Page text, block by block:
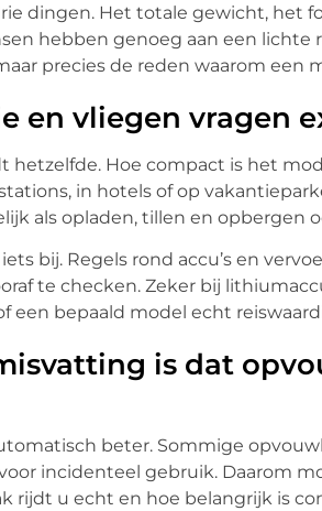
dingen. Het totale gewicht, het
hebben genoeg aan een
precies de reden waarom
en vliegen vragen
hetzelfde. Hoe compact is het
in hotels of op
als opladen, tillen en opbergen
bij. Regels rond accu’s en
te checken. Zeker bij
een bepaald model echt
is dat
beter. Sommige
incidenteel gebruik. Daarom
rijdt u echt en hoe belangrijk is